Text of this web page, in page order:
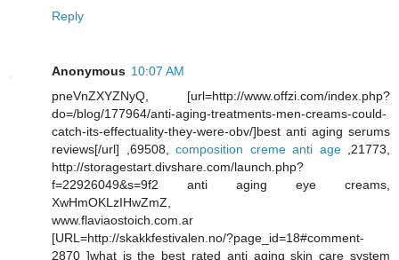
Reply
Anonymous 10:07 AM
pneVnZXYZNyQ, [url=http://www.offzi.com/index.php?
do=/blog/177964/anti-aging-treatments-men-creams-could-
catch-its-effectuality-they-were-obv/]best anti aging serums
reviews[/url] ,69508, composition creme anti age,21773,
http://storagestart.divshare.com/launch.php?
f=22926049&s=9f2 anti aging eye creams,
XwHmOKLzIHwZmZ,
www.flaviaostoich.com.ar
[URL=http://skakkfestivalen.no/?page_id=18#comment-
2870 ]what is the best rated anti aging skin care system